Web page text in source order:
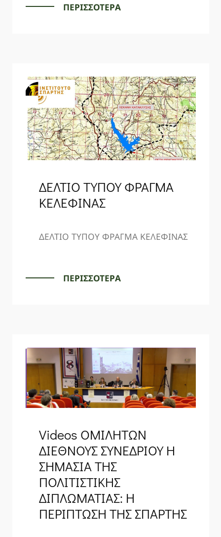
ΠΕΡΙΣΣΟΤΕΡΑ
ΔΕΛΤΙΟ ΤΥΠΟΥ ΦΡΑΓΜΑ
ΚΕΛΕΦΙΝΑΣ
ΔΕΛΤΙΟ ΤΥΠΟΥ ΦΡΑΓΜΑ ΚΕΛΕΦΙΝΑΣ
ΠΕΡΙΣΣΟΤΕΡΑ
Videos ΟΜΙΛΗΤΩΝ
ΔΙΕΘΝΟΥΣ ΣΥΝΕΔΡΙΟΥ Η
ΣΗΜΑΣΙΑ ΤΗΣ
ΠΟΛΙΤΙΣΤΙΚΗΣ
ΔΙΠΛΩΜΑΤΙΑΣ: Η
ΠΕΡΙΠΤΩΣΗ ΤΗΣ ΣΠΑΡΤΗΣ